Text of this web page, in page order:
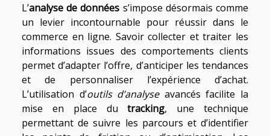
L’analyse de données s’impose désormais comme
un levier incontournable pour réussir dans le
commerce en ligne. Savoir collecter et traiter les
informations issues des comportements clients
permet d’adapter l’offre, d’anticiper les tendances
et de personnaliser l’expérience d’achat.
L’utilisation d’outils d’analyseavancés facilite la
mise en place dutracking, une technique
permettant de suivre les parcours et d’identifier